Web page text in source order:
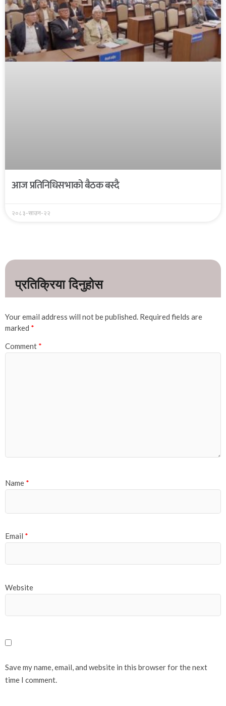
आज प्रतिनिधिसभाको बैठक बस्दै
२०८३-साउन-२२
Your email address will not be published. Required fields are
marked *
Comment *
Name *
Email *
Website
Save my name, email, and website in this browser for the next
time I comment.